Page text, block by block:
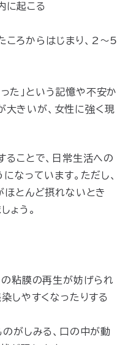
に起こる
ろからはじまり、2〜5
った」という記憶や不安か
大きいが、女性に強く現
ことで、日常生活への
なっています。ただし、
とんど摂れないとき
ょう。
粘膜の再生が妨げられ
しやすくなったりする
がしみる、口の中が動